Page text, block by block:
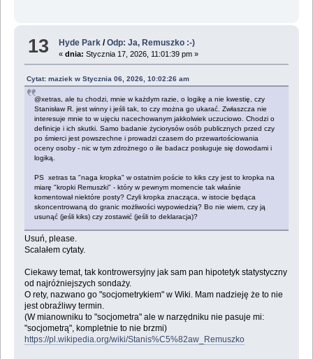
13 Hyde Park /Odp: Ja, Remuszko :-)
«dnia: Stycznia 17, 2026, 11:01:39 pm »
Cytat: maziek w Stycznia 06, 2026, 10:02:26 am
@xetras, ale tu chodzi, mnie w każdym razie, o logikę a nie kwestię, czy
Stanisław R. jest winny i jeśli tak, to czy można go ukarać. Zwłaszcza nie
interesuje mnie to w ujęciu nacechowanym jakkolwiek uczuciowo. Chodzi o
definicje i ich skutki. Samo badanie życiorysów osób publicznych przed czy
po śmierci jest powszechne i prowadzi czasem do przewartościowania
oceny osoby - nic w tym zdrożnego o ile badacz posługuje się dowodami i
logiką.
PS xetras ta "naga kropka" w ostatnim poście to kiks czy jest to kropka na
miarę "kropki Remuszki" - który w pewnym momencie tak właśnie
komentował niektóre posty? Czyli kropka znacząca, w istocie będąca
skoncentrowaną do granic możliwości wypowiedzią? Bo nie wiem, czy ją
usunąć (jeśli kiks) czy zostawić (jeśli to deklaracja)?
Usuń, please.
Scalałem cytaty.
Ciekawy temat, tak kontrowersyjny jak sam pan hipotetyk statystyczny
od najróżniejszych sondaży.
O rety, nazwano go "socjometrykiem" w Wiki. Mam nadzieję że to nie
jest obraźliwy termin.
(W mianowniku to "socjometra" ale w narzędniku nie pasuje mi:
"socjometrą", kompletnie to nie brzmi)
https://pl.wikipedia.org/wiki/Stanis%C5%82aw_Remuszko